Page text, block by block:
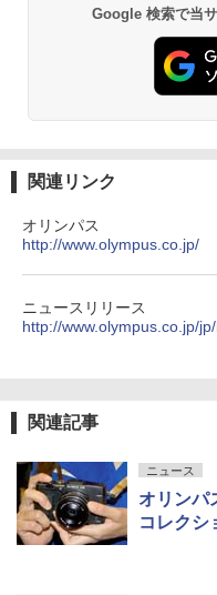
Google 検索で当
関連リンク
オリンパス
http://www.olympus.co.jp/
ニュースリリース
http://www.olympus.co.jp/
関連記事
ニュース
オリンパ
コレクシ